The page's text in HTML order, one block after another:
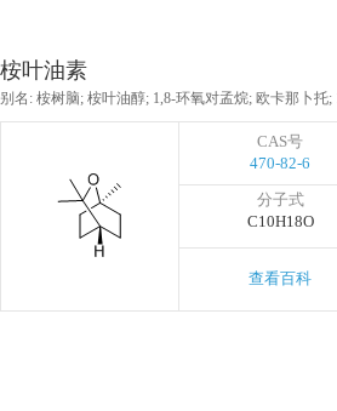
桉叶油素
CAS号
470-82-6
分子式
C10H18O
查看百科